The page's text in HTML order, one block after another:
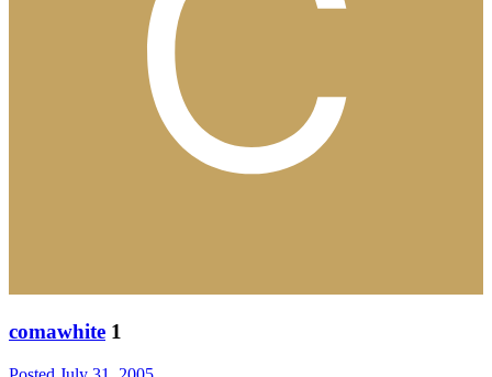
comawhite 1